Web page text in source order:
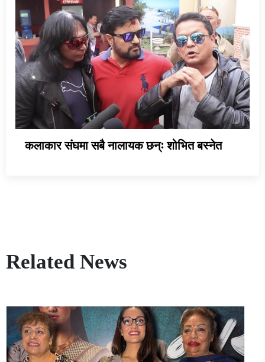
कलाकार संघमा सबै नालायक छन्ः शोभित बस्नेत
Related News